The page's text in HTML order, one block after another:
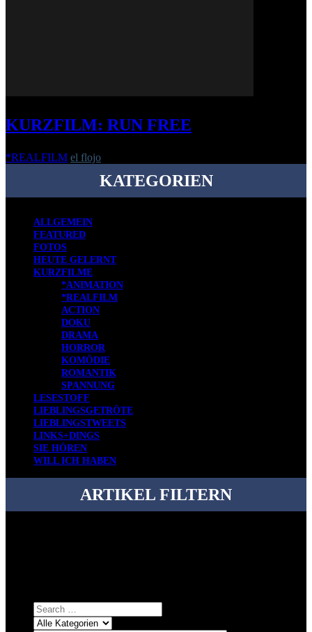
KURZFILM: RUN FREE
*REALFILM el flojo
KATEGORIEN
ALLGEMEIN
FEATURED
FOTOS
HEUTE GELERNT
KURZFILME
*ANIMATION
*REALFILM
ACTION
DOKU
DRAMA
HORROR
KOMÖDIE
ROMANTIK
SPANNUNG
LESESTOFF
LIEBLINGSGETRÖTE
LIEBLINGSTWEETS
LINKS+DINGS
SIE HÖREN
WILL ICH HABEN
ARTIKEL FILTERN